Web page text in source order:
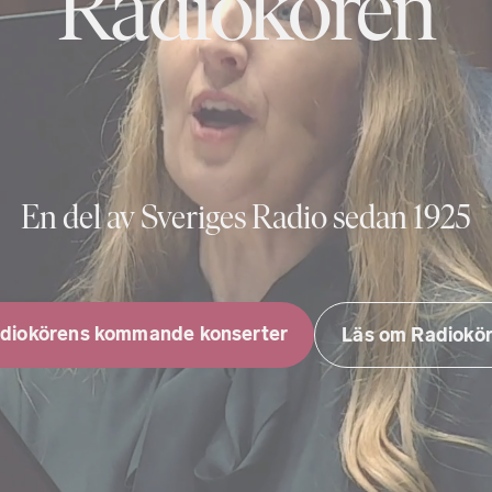
En del av Sveriges Radio sedan 1925
kommande konserter Läs om